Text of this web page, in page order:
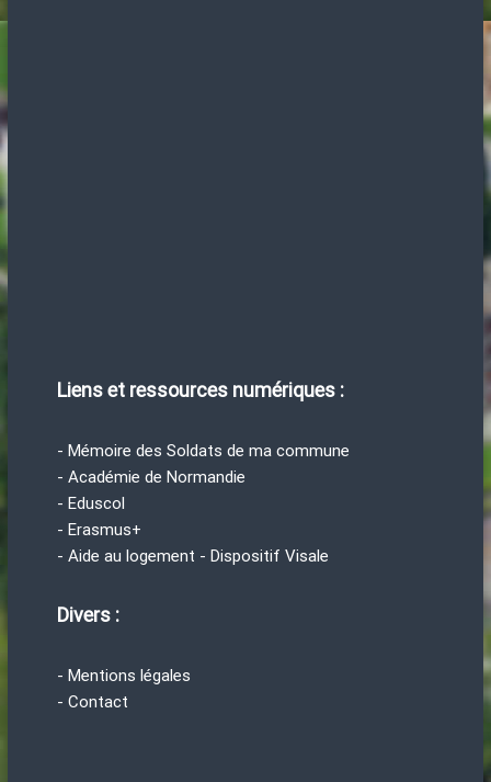
Liens et ressources numériques :
- Mémoire des Soldats de ma commune
- Académie de Normandie
- Eduscol
- Erasmus+
- Aide au logement - Dispositif Visale
Divers :
- Mentions légales
- Contact